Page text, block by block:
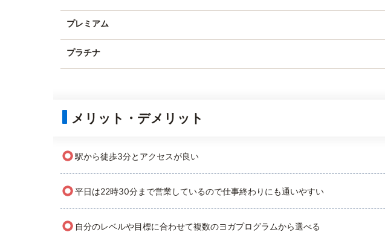
プレミアム
プラチナ
メリット・デメリット
○駅から徒歩3分とアクセスが良い
○平日は22時30分まで営業しているので仕事終わりにも通いやすい
○ 自分のレベルや目標に合わせて複数のヨガプログラムから選べる